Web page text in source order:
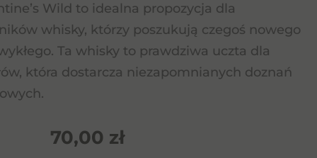
Wild to idealna propozycja dla
whisky, którzy poszukują czegoś nowego
Ta whisky to prawdziwa uczta dla
która dostarcza niezapomnianych doznań
70,00 zł